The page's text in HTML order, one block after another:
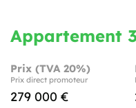
Appartement
Prix (TVA 20%)
Prix direct promoteur
279 000 €